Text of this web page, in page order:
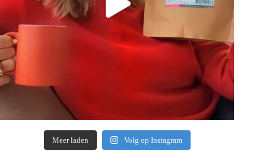
Meer laden Volg op Instagram